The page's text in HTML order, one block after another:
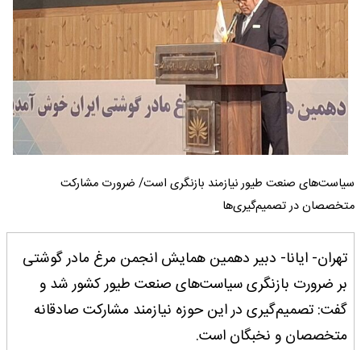
سیاست‌های صنعت طیور نیازمند بازنگری است/ ضرورت مشارکت
متخصصان در تصمیم‌گیری‌ها
تهران- ایانا- دبیر دهمین همایش انجمن مرغ مادر گوشتی
بر ضرورت بازنگری سیاست‌های صنعت طیور کشور شد و
گفت: تصمیم‌گیری در این حوزه نیازمند مشارکت صادقانه
متخصصان و نخبگان است.